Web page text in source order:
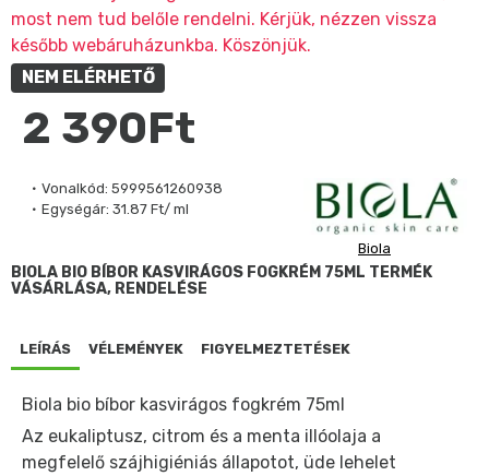
most nem tud belőle rendelni. Kérjük, nézzen vissza
később webáruházunkba. Köszönjük.
Vonalkód: 5999561260938
Egységár: 31.87 Ft/ ml
Biola
NEM ELÉRHETŐ
2 390Ft
BIOLA BIO BÍBOR KASVIRÁGOS FOGKRÉM 75ML TERMÉK
VÁSÁRLÁSA, RENDELÉSE
LEÍRÁS VÉLEMÉNYEK FIGYELMEZTETÉSEK
Biola bio bíbor kasvirágos fogkrém 75ml
Az eukaliptusz, citrom és a menta illóolaja a
megfelelő szájhigiéniás állapotot, üde lehelet